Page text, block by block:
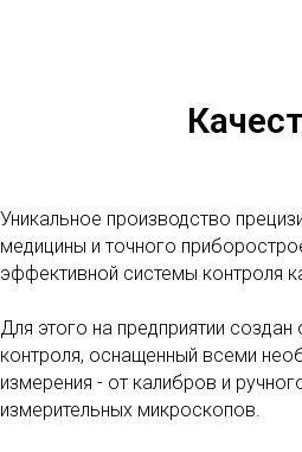
Уникальное производство
медицины и точного
эффективной системы контроля
Для этого на предприятии создан
контроля, оснащенный всеми
измерения - от калибров и
измерительных микроскопов.